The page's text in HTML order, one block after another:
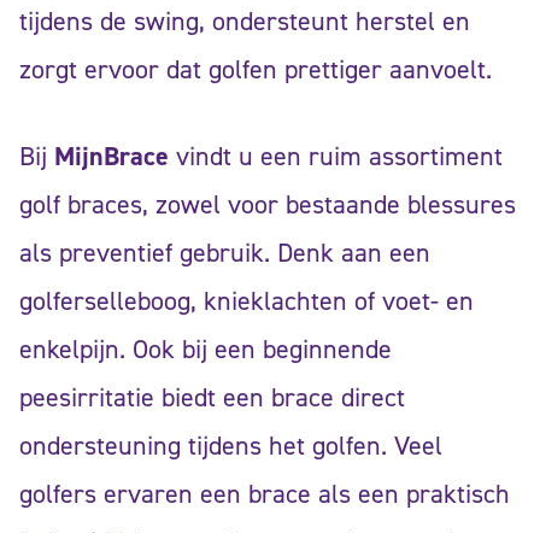
tijdens de swing, ondersteunt herstel en
zorgt ervoor dat golfen prettiger aanvoelt.
Bij MijnBrace vindt u een ruim assortiment
golf braces, zowel voor bestaande blessures
als preventief gebruik. Denk aan een
golferselleboog, knieklachten of voet- en
enkelpijn. Ook bij een beginnende
peesirritatie biedt een brace direct
ondersteuning tijdens het golfen. Veel
golfers ervaren een brace als een praktisch